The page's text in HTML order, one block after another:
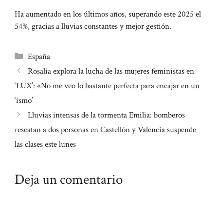
Ha aumentado en los últimos años, superando este 2025 el
54%, gracias a lluvias constantes y mejor gestión.
Categorías
España
Rosalía explora la lucha de las mujeres feministas en
‘LUX’: «No me veo lo bastante perfecta para encajar en un
‘ismo’
Lluvias intensas de la tormenta Emilia: bomberos
rescatan a dos personas en Castellón y Valencia suspende
las clases este lunes
Deja un comentario